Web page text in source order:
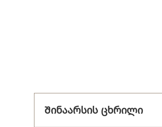
Შინაარსის ცხრილი